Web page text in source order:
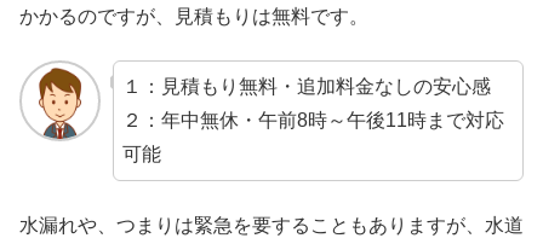
かかるのですが、見積もりは無料です。
１：見積もり無料・追加料金なしの安心感
２：年中無休・午前8時～午後11時まで対応
可能
水漏れや、つまりは緊急を要することもありますが、水道